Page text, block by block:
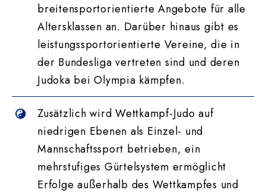
breitensportorientierte Angebote für alle
Altersklassen an. Darüber hinaus gibt es
leistungssportorientierte Vereine, die in
der Bundesliga vertreten sind und deren
Judoka bei Olympia kämpfen.
Zusätzlich wird Wettkampf-Judo auf
niedrigen Ebenen als Einzel- und
Mannschaftssport betrieben, ein
mehrstufiges Gürtelsystem ermöglicht
Erfolge außerhalb des Wettkampfes und